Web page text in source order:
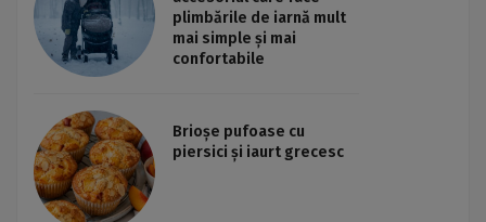
plimbările de iarnă mult
mai simple și mai
confortabile
Brioșe pufoase cu
piersici și iaurt grecesc